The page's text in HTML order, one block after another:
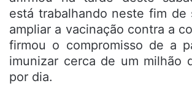
está trabalhando neste fim de
ampliar a vacinação contra a
firmou o compromisso de a
imunizar cerca de um milhão
por dia.